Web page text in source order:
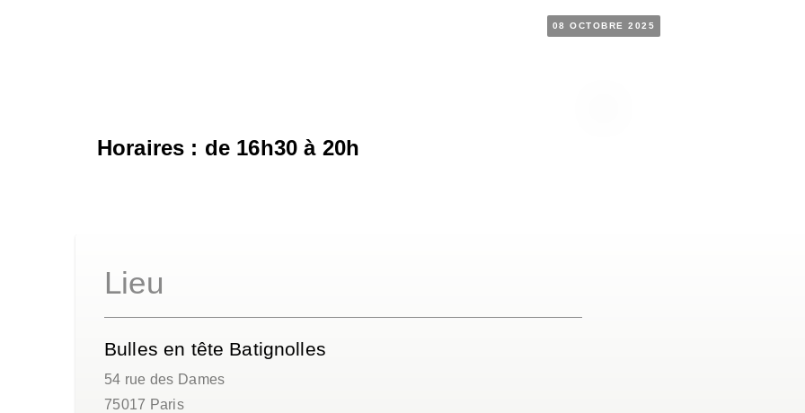
08 OCTOBRE 2025
Horaires : de 16h30 à 20h
Lieu
Bulles en tête Batignolles
54 rue des Dames
75017 Paris